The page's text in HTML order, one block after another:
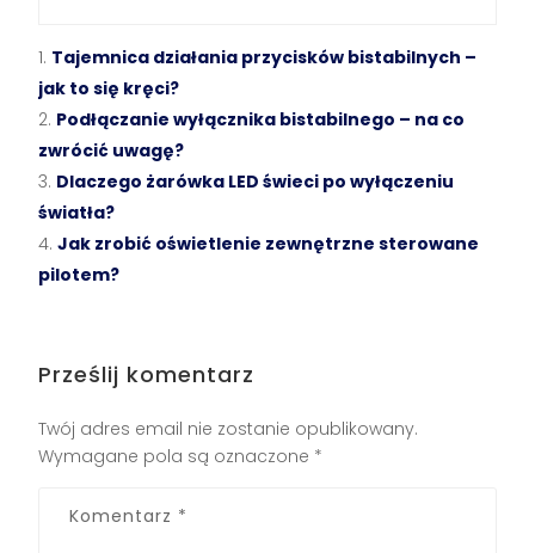
Tajemnica działania przycisków bistabilnych –
jak to się kręci?
Podłączanie wyłącznika bistabilnego – na co
zwrócić uwagę?
Dlaczego żarówka LED świeci po wyłączeniu
światła?
Jak zrobić oświetlenie zewnętrzne sterowane
pilotem?
Prześlij komentarz
Twój adres email nie zostanie opublikowany.
Wymagane pola są oznaczone *